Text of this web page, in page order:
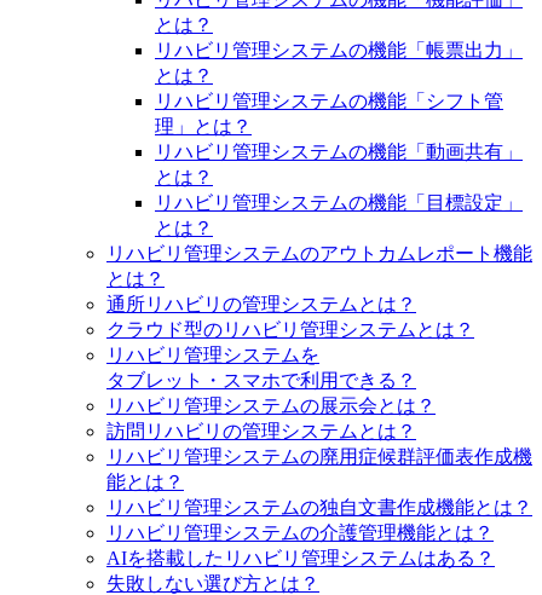
とは？
リハビリ管理システムの機能「帳票出力」
とは？
リハビリ管理システムの機能「シフト管
理」とは？
リハビリ管理システムの機能「動画共有」
とは？
リハビリ管理システムの機能「目標設定」
とは？
リハビリ管理システムのアウトカムレポート機能
とは？
通所リハビリの管理システムとは？
クラウド型のリハビリ管理システムとは？
リハビリ管理システムを
タブレット・スマホで利用できる？
リハビリ管理システムの展示会とは？
訪問リハビリの管理システムとは？
リハビリ管理システムの廃用症候群評価表作成機
能とは？
リハビリ管理システムの独自文書作成機能とは？
リハビリ管理システムの介護管理機能とは？
AIを搭載したリハビリ管理システムはある？
失敗しない選び方とは？